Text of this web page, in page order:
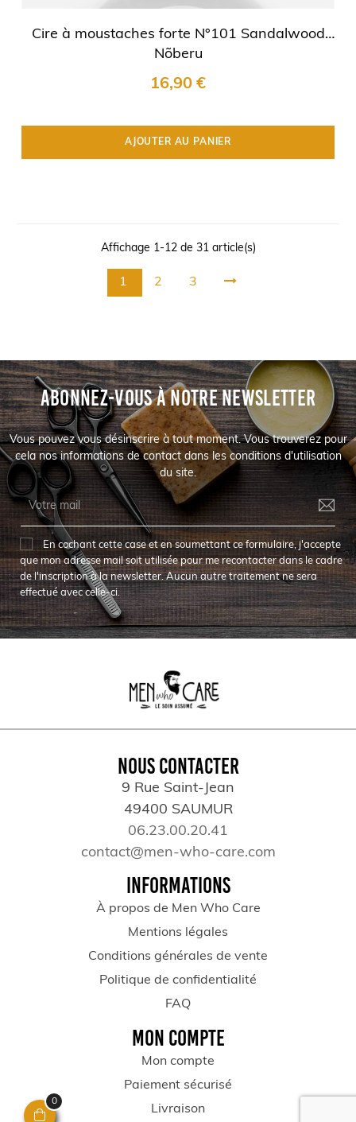
Cire à moustaches forte N°101 Sandalwood
Nõberu
16,90 €
AJOUTER AU PANIER
Affichage 1-12 de 31 article(s)
1 2 3
ABONNEZ-VOUS À NOTRE NEWSLETTER
Vous pouvez vous désinscrire à tout moment. Vous trouverez pour
cela nos informations de contact dans les conditions d'utilisation
du site.
En cochant cette case et en soumettant ce formulaire, j'accepte
que mon adresse mail soit utilisée pour me recontacter dans le cadre
de l'inscription à la newsletter. Aucun autre traitement ne sera
effectué avec celle-ci.
NOUS CONTACTER
9 Rue Saint-Jean
49400 SAUMUR
06.23.00.20.41
contact@men-who-care.com
INFORMATIONS
À propos de Men Who Care
Mentions légales
Conditions générales de vente
Politique de confidentialité
FAQ
MON COMPTE
Mon compte
Paiement sécurisé
Livraison
0